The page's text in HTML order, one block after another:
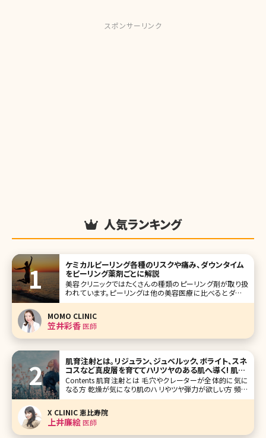
スポンサーリンク
人気ランキング
ケミカルピーリング各種のリスクや痛み、ダウンタイム
をピーリング薬剤ごとに解説
美容クリニックではたくさんの種類のピーリング剤が取り扱
われています。ピーリングは他の美容医療に比べるとダウン
タイムや痛みが少ないことから初めての施術でも手を伸ばし
かと思います。 ひとえにピーリングといってもシミでお悩み
の方、ニキビでお悩み
MOMO CLINIC
笠井彩香医師
肌育注射とは。リジュラン、ジュベルック、ボライト、スネ
コスなど真皮層を育ててハリツヤのある肌へ導く! 肌の
お悩みごとに解説
Contents 肌育注射とは 毛穴やクレーターが全体的に気に
なる方 乾燥が気になり肌のハリやツヤ弾力が欲しい方 頻繁
にケアできないので持続重視の方 目元のケアだけピンポイ
ントで行いたい方 まとめ 赤ちゃんのようなもちもちっとした
弾力のある柔らかい肌になりたい!一度で
X CLINIC 恵比寿院
上井廉絵医師